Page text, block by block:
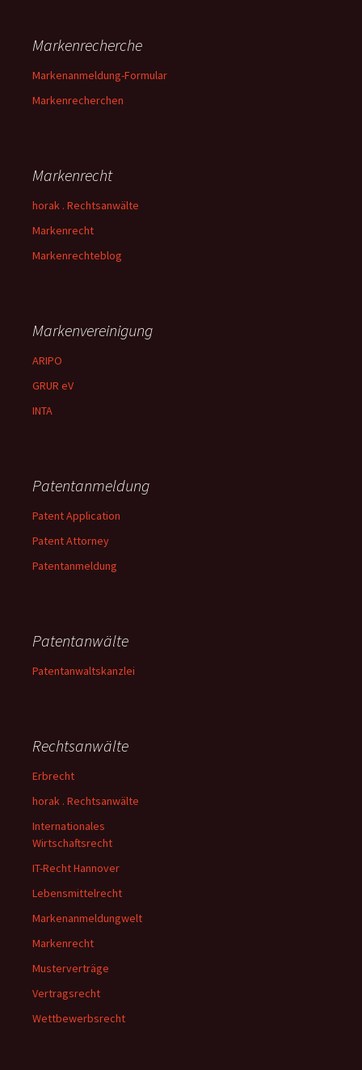
Markenrecherche
Markenanmeldung-Formular
Markenrecherchen
Markenrecht
horak . Rechtsanwälte
Markenrecht
Markenrechteblog
Markenvereinigung
ARIPO
GRUR eV
INTA
Patentanmeldung
Patent Application
Patent Attorney
Patentanmeldung
Patentanwälte
Patentanwaltskanzlei
Rechtsanwälte
Erbrecht
horak . Rechtsanwälte
Internationales
Wirtschaftsrecht
IT-Recht Hannover
Lebensmittelrecht
Markenanmeldungwelt
Markenrecht
Musterverträge
Vertragsrecht
Wettbewerbsrecht